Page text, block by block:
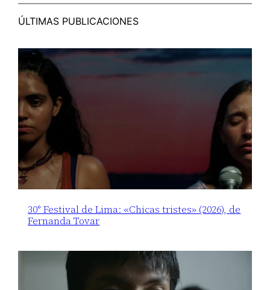
ÚLTIMAS PUBLICACIONES
30° Festival de Lima: «Chicas tristes» (2026), de
Fernanda Tovar